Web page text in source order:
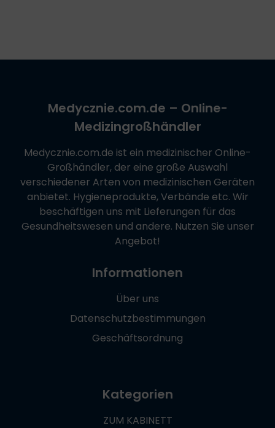
Medycznie.com.de – Online-
Medizingroßhändler
Medycznie.com.de ist ein medizinischer Online-
Großhändler, der eine große Auswahl
verschiedener Arten von medizinischen Geräten
anbietet. Hygieneprodukte, Verbände etc. Wir
beschäftigen uns mit Lieferungen für das
Gesundheitswesen und andere. Nutzen Sie unser
Angebot!
Informationen
Über uns
Datenschutzbestimmungen
Geschäftsordnung
Kategorien
ZUM KABINETT